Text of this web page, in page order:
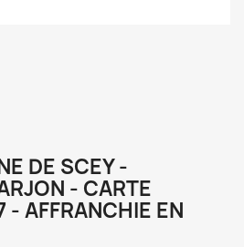
DE SCEY -
- CARTE
- AFFRANCHIE EN